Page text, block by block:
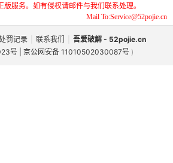
服务。如有侵权请邮件与我们联系处理。
Mail To:Service@52pojie.cn
罚记录 联系我们
吾爱破解 - 52pojie.cn
号 | 京公网安备 11010502030087号 )